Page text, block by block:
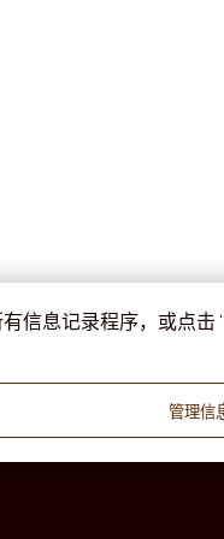
信息记录程序，或点
管理信